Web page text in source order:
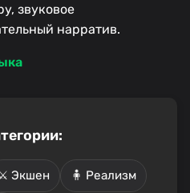
звуковое
нарратив.
⚔️ Экшен 🧍 Реализм